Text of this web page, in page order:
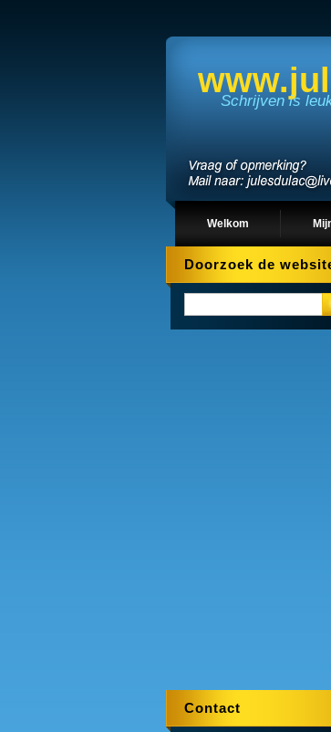
Schrijven is
Welkom
Doorzoek de
Contact